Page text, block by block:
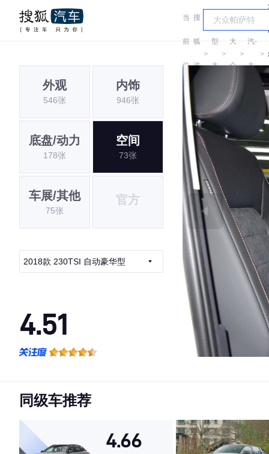
当
前
位
置:
搜
狐
汽
＞
车
型
大
＞
大
众
＞
一
汽-
大
＞
外观
546张
内饰
946张
底盘/动力
178张
空间
73张
车展/其他
75张
官方
2018款 230TSI 自动豪华型
4.51
·空间表现较为优秀，优于92%同级车
同级车推荐
4.66